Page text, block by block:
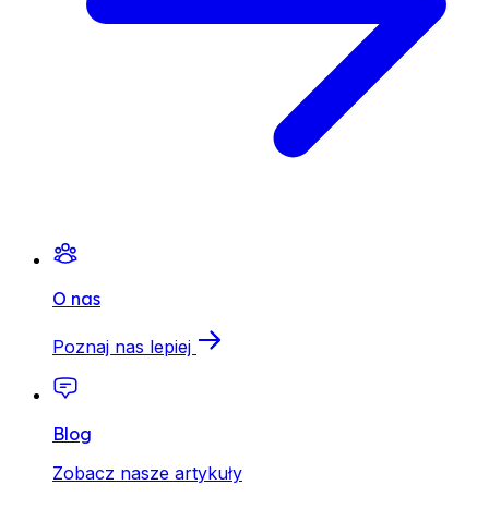
O nas
Poznaj nas lepiej
Blog
Zobacz nasze artykuły